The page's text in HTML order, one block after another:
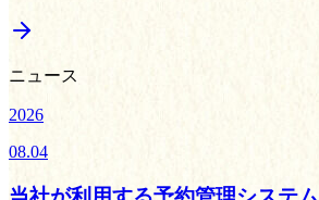
ニュース
2026
08.04